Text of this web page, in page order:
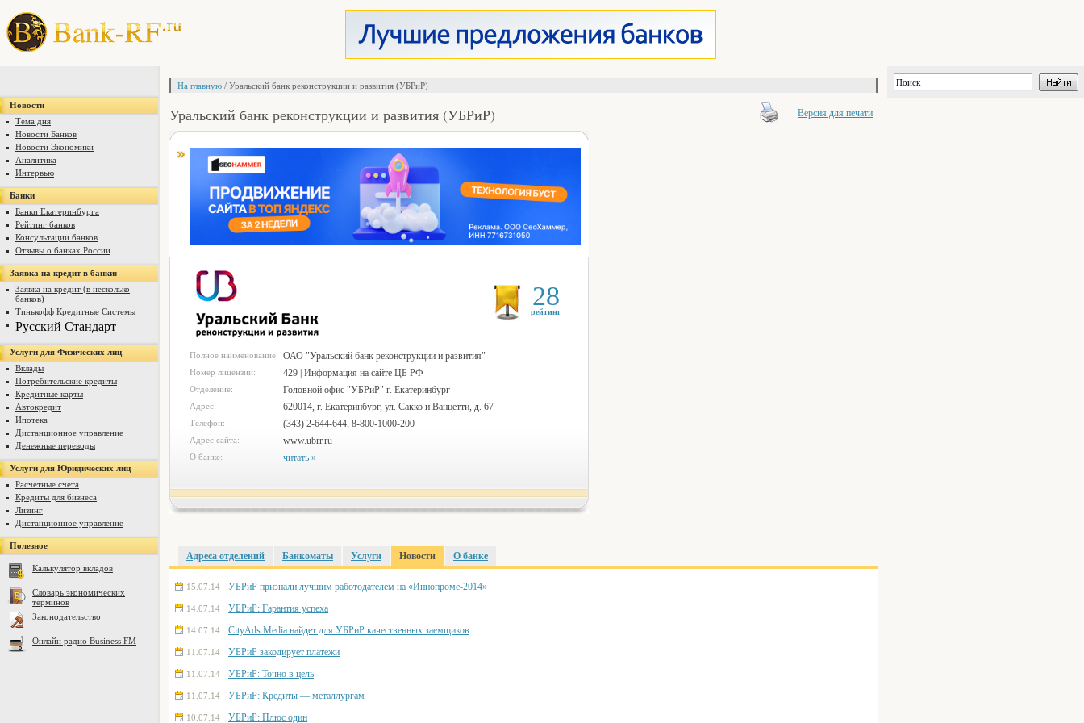
Новости
Тема дня
Новости Банков
Новости Экономики
Аналитика
Интервью
Банки
Банки Екатеринбурга
Рейтинг банков
Консультации банков
Отзывы о банках России
Заявка на кредит в банки:
Заявка на кредит (в несколько
банков)
Тинькофф Кредитные Системы
Русский Стандарт
Услуги для Физических лиц
Вклады
Потребительские кредиты
Кредитные карты
Автокредит
Ипотека
Дистанционное управление
Денежные переводы
Услуги для Юридических лиц
Расчетные счета
Кредиты для бизнеса
Лизинг
Дистанционное управление
Полезное
Калькулятор вкладов
Словарь экономических
терминов
Законодательство
Онлайн радио Business FM
На главную / Уральский банк реконструкции и развития (УБРиР)
Версия для печати
Уральский банк реконструкции и развития (УБРиР)
28
рейтинг
Полное наименование: ОАО "Уральский банк реконструкции и развития"
Номер лицензии: 429 | Информация на сайте ЦБ РФ
Отделение: Головной офис "УБРиР" г. Екатеринбург
Адрес: 620014, г. Екатеринбург, ул. Сакко и Ванцетти, д. 67
Телефон: (343) 2-644-644, 8-800-1000-200
Адрес сайта: www.ubrr.ru
О банке: читать »
Адреса отделений Банкоматы Услуги Новости О банке
15.07.14 УБРиР признали лучшим работодателем на «Иннопроме-2014»
14.07.14 УБРиР: Гарантия успеха
14.07.14 CityAds Media найдет для УБРиР качественных заемщиков
11.07.14 УБРиР закодирует платежи
11.07.14 УБРиР: Точно в цель
11.07.14 УБРиР: Кредиты — металлургам
10.07.14 УБРиР: Плюс один